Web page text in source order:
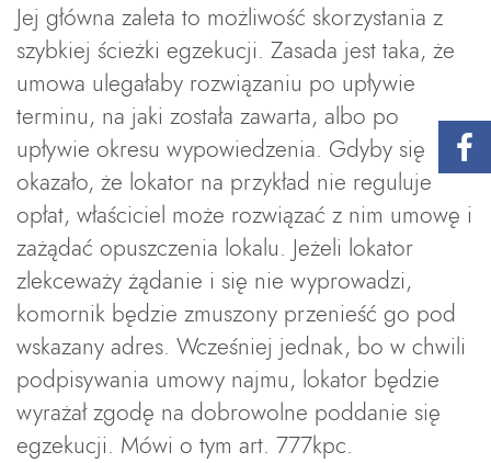
Jej główna zaleta to możliwość skorzystania z
szybkiej ścieżki egzekucji. Zasada jest taka, że
umowa ulegałaby rozwiązaniu po upływie
terminu, na jaki została zawarta, albo po
upływie okresu wypowiedzenia. Gdyby się
okazało, że lokator na przykład nie reguluje
opłat, właściciel może rozwiązać z nim umowę i
zażądać opuszczenia lokalu. Jeżeli lokator
zlekceważy żądanie i się nie wyprowadzi,
komornik będzie zmuszony przenieść go pod
wskazany adres. Wcześniej jednak, bo w chwili
podpisywania umowy najmu, lokator będzie
wyrażał zgodę na dobrowolne poddanie się
egzekucji. Mówi o tym art. 777kpc.